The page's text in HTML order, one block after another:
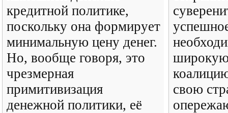
кредитной политике,
поскольку она формирует
минимальную цену денег.
Но, вообще говоря, это
чрезмерная
примитивизация
денежной политики, её
свою